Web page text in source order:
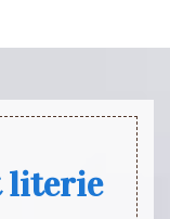
literie